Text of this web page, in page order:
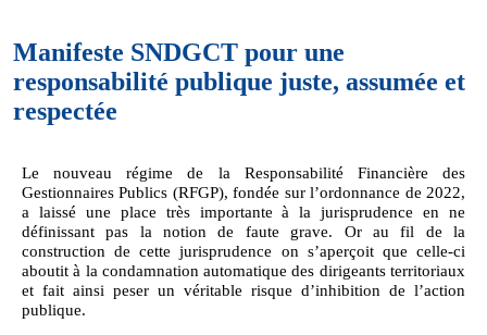
Manifeste SNDGCT pour une
responsabilité publique juste, assumée et
respectée
Le nouveau régime de la Responsabilité Financière des
Gestionnaires Publics (RFGP), fondée sur l’ordonnance de 2022,
a laissé une place très importante à la jurisprudence en ne
définissant pas la notion de faute grave. Or au fil de la
construction de cette jurisprudence on s’aperçoit que celle-ci
aboutit à la condamnation automatique des dirigeants territoriaux
et fait ainsi peser un véritable risque d’inhibition de l’action
publique.